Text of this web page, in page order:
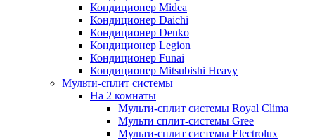
Кондиционер Midea
Кондиционер Daichi
Кондиционер Denko
Кондиционер Legion
Кондиционер Funai
Кондиционер Mitsubishi Heavy
Мульти-сплит системы
На 2 комнаты
Мульти-сплит системы Royal Clima
Мульти сплит-системы Gree
Мульти-сплит системы Electrolux